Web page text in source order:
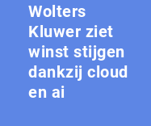
Wolters
Kluwer ziet
winst stijgen
dankzij cloud
en ai